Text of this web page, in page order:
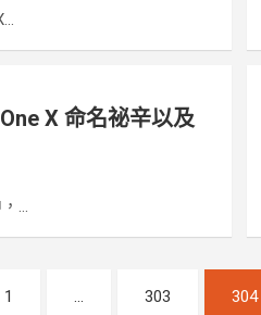
X 命名祕辛以及
...
1 ... 303 304